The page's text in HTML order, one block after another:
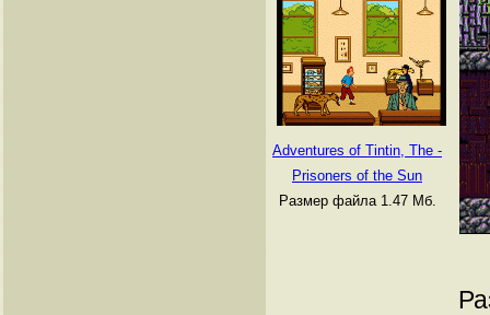
Adventures of Tintin, The -
Prisoners of the Sun
Размер файла 1.47 Мб.